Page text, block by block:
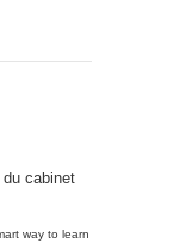
cabinet
way to learn